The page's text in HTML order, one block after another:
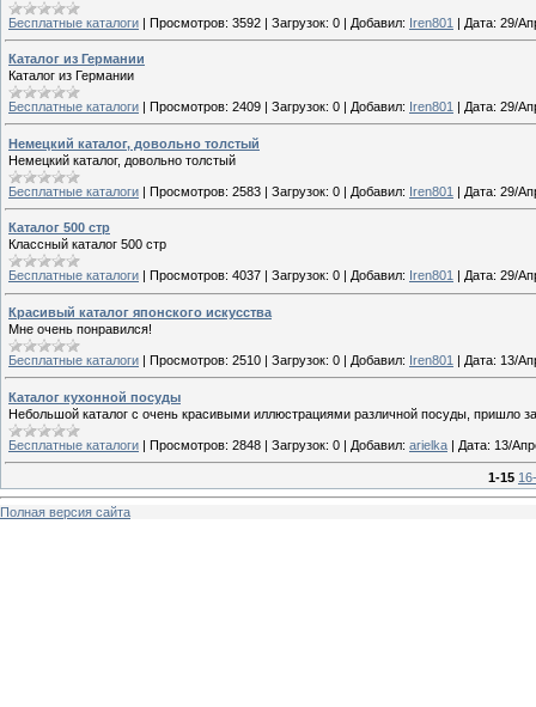
Бесплатные каталоги | Просмотров: 3592 | Загрузок: 0 | Добавил: Iren801 | Дата: 29/
Каталог из Германии
Каталог из Германии
Бесплатные каталоги | Просмотров: 2409 | Загрузок: 0 | Добавил: Iren801 | Дата: 29/
Немецкий каталог, довольно толстый
Немецкий каталог, довольно толстый
Бесплатные каталоги | Просмотров: 2583 | Загрузок: 0 | Добавил: Iren801 | Дата: 29/
Каталог 500 стр
Классный каталог 500 стр
Бесплатные каталоги Просмотров: 4037 Загрузок: 0 Добавил: Iren801 Дата: 29/
Красивый каталог японского искусства
Мне очень понравился!
Бесплатные каталоги | Просмотров: 2510 | Загрузок: 0 | Добавил: Iren801 | Дата: 13/
Каталог кухонной посуды
Небольшой каталог с очень красивыми иллюстрациями различной посуды, пришло
Бесплатные каталоги | Просмотров: 2848 | Загрузок: 0 | Добавил: arielka | Дата: 13/
1-15
Полная версия сайта